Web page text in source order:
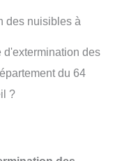
des nuisibles à
d'extermination des
du 64
?